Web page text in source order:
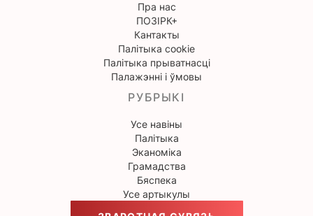
Пра нас
ПОЗІРК+
Кантакты
Палітыка cookie
Палітыка прыватнасці
Палажэнні і ўмовы
РУБРЫКІ
Усе навіны
Палітыка
Эканоміка
Грамадства
Бяспека
Усе артыкулы